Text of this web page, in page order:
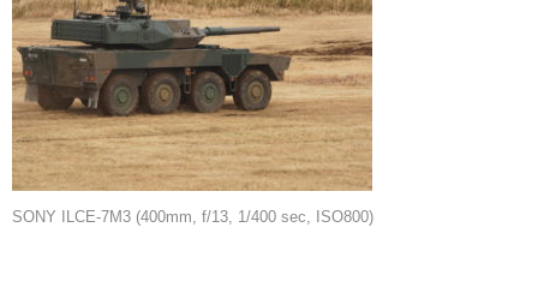
SONY ILCE-7M3 (400mm, f/13, 1/400 sec, ISO800)